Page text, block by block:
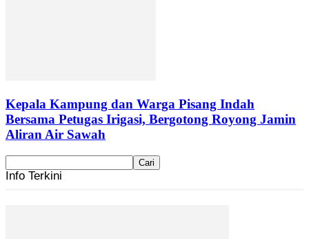
Kepala Kampung dan Warga Pisang Indah
Bersama Petugas Irigasi, Bergotong Royong Jamin
Aliran Air Sawah
Info Terkini